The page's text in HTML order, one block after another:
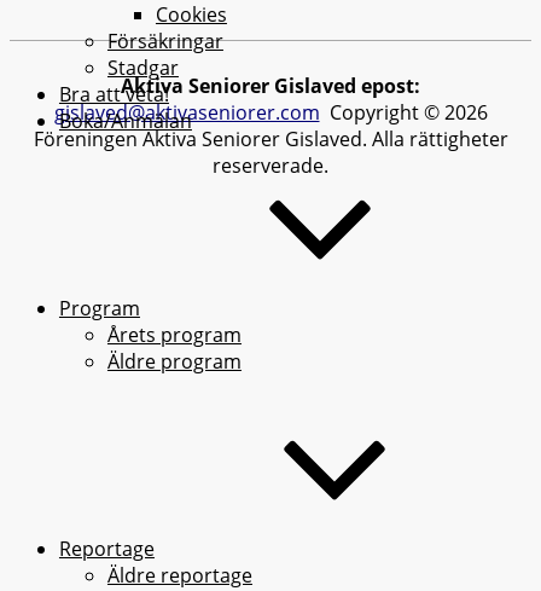
Cookies
Försäkringar
Stadgar
Bra att veta!
Boka/Anmälan
Program
Årets program
Äldre program
Reportage
Äldre reportage
Aktiva Seniorer Gislaved epost:
gislaved@aktivaseniorer.com Copyright © 2026
Föreningen Aktiva Seniorer Gislaved. Alla rättigheter
reserverade.